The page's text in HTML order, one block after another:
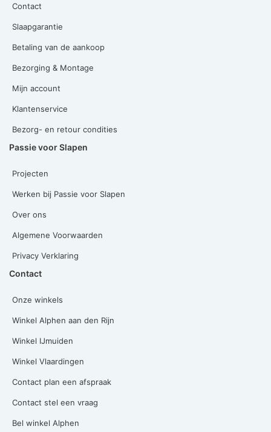
Contact
Slaapgarantie
Betaling van de aankoop
Bezorging & Montage
Mijn account
Klantenservice
Bezorg- en retour condities
Passie voor Slapen
Projecten
Werken bij Passie voor Slapen
Over ons
Algemene Voorwaarden
Privacy Verklaring
Contact
Onze winkels
Winkel Alphen aan den Rijn
Winkel IJmuiden
Winkel Vlaardingen
Contact plan een afspraak
Contact stel een vraag
Bel winkel Alphen